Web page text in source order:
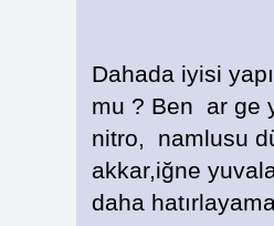
Dahada iyisi
mu ? Ben ar ge
nitro, namlusu
akkar,iğne
daha